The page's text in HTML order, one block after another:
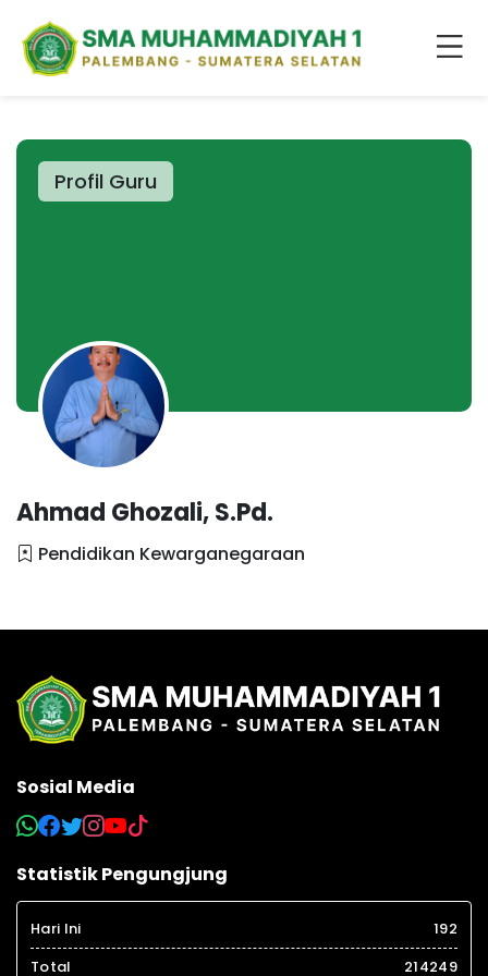
Profil Guru
Ahmad Ghozali, S.Pd.
Pendidikan Kewarganegaraan
Sosial Media
Statistik Pengungjung
Hari Ini
192
Total
214249